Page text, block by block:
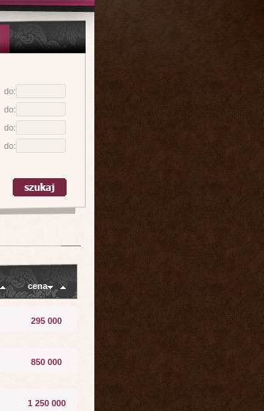
do:
do:
do:
do:
cena
295 000
850 000
1 250 000